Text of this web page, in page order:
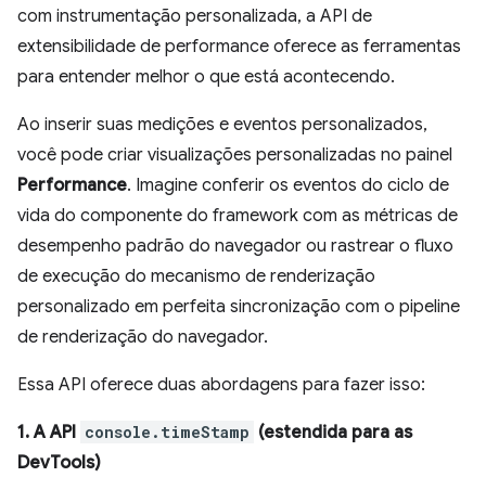
com instrumentação personalizada, a API de
extensibilidade de performance oferece as ferramentas
para entender melhor o que está acontecendo.
Ao inserir suas medições e eventos personalizados,
você pode criar visualizações personalizadas no painel
Performance. Imagine conferir os eventos do ciclo de
vida do componente do framework com as métricas de
desempenho padrão do navegador ou rastrear o fluxo
de execução do mecanismo de renderização
personalizado em perfeita sincronização com o pipeline
de renderização do navegador.
Essa API oferece duas abordagens para fazer isso:
1. A API console.timeStamp (estendida para as
DevTools)